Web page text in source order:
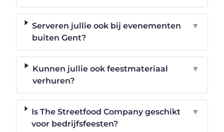
Serveren jullie ook bij evenementen
buiten Gent?
▼
Kunnen jullie ook feestmateriaal
verhuren?
▼
Is The Streetfood Company geschikt
voor bedrijfsfeesten?
▼